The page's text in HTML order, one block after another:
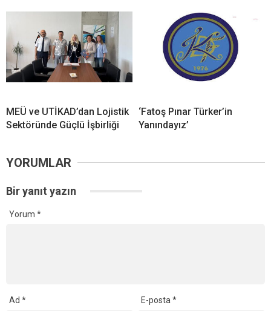
MEÜ ve UTİKAD’dan Lojistik
Sektöründe Güçlü İşbirliği
‘Fatoş Pınar Türker’in
Yanındayız’
YORUMLAR
Bir yanıt yazın
Yorum *
Ad * E-posta*